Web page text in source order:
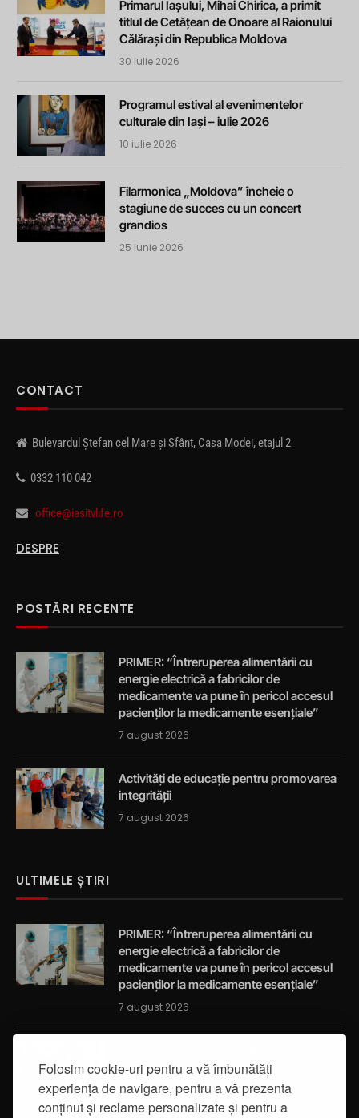
Folosim cookie-uri pentru a vă îmbunătăți
experiența de navigare, pentru a vă prezenta
conținut și reclame personalizate și pentru a
Primarul Iașului, Mihai Chirica, a primit
titlul de Cetățean de Onoare al Raionului
Călărași din Republica Moldova
30 iulie 2026
Programul estival al evenimentelor
culturale din Iași – iulie 2026
10 iulie 2026
Filarmonica „Moldova” încheie o
stagiune de succes cu un concert
grandios
25 iunie 2026
CONTACT
Bulevardul Ștefan cel Mare și Sfânt, Casa Modei, etajul 2
0332 110 042
office@iasitvlife.ro
DESPRE
POSTĂRI RECENTE
PRIMER: “Întreruperea alimentării cu
energie electrică a fabricilor de
medicamente va pune în pericol accesul
pacienților la medicamente esențiale”
7 august 2026
Activități de educație pentru promovarea
integrității
7 august 2026
ULTIMELE ȘTIRI
PRIMER: “Întreruperea alimentării cu
energie electrică a fabricilor de
medicamente va pune în pericol accesul
pacienților la medicamente esențiale”
7 august 2026
integrității
7 august 2026